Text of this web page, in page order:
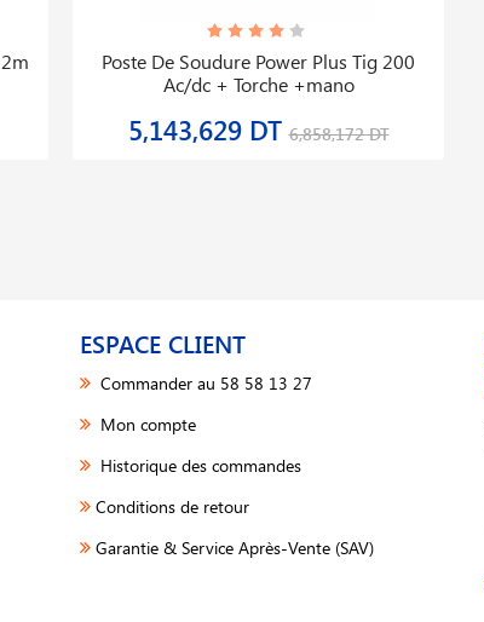
Poste De Soudure Power Plus Tig 200
Ac/dc + Torche +mano
5,143,629 DT6,858,172 DT
ESPACE CLIENT
Commander au 58 58 13 27
Mon compte
Historique des commandes
Conditions de retour
Garantie & Service Après-Vente (SAV)